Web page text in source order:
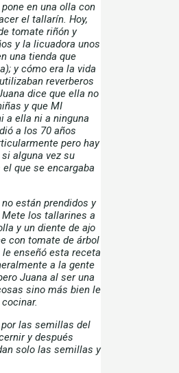
en una olla con
el tallarín. Hoy,
tomate riñón y
y la licuadora unos
una tienda que
y cómo era la vida
reverberos
dice que ella no
y que MI
a ella ni a ninguna
a los 70 años
pero hay
alguna vez su
que se encargaba
están prendidos y
Mete los tallarines a
y un diente de ajo
con tomate de árbol
enseñó esta receta
a la gente
Juana al ser una
sino más bien le
las semillas del
y después
solo las semillas y